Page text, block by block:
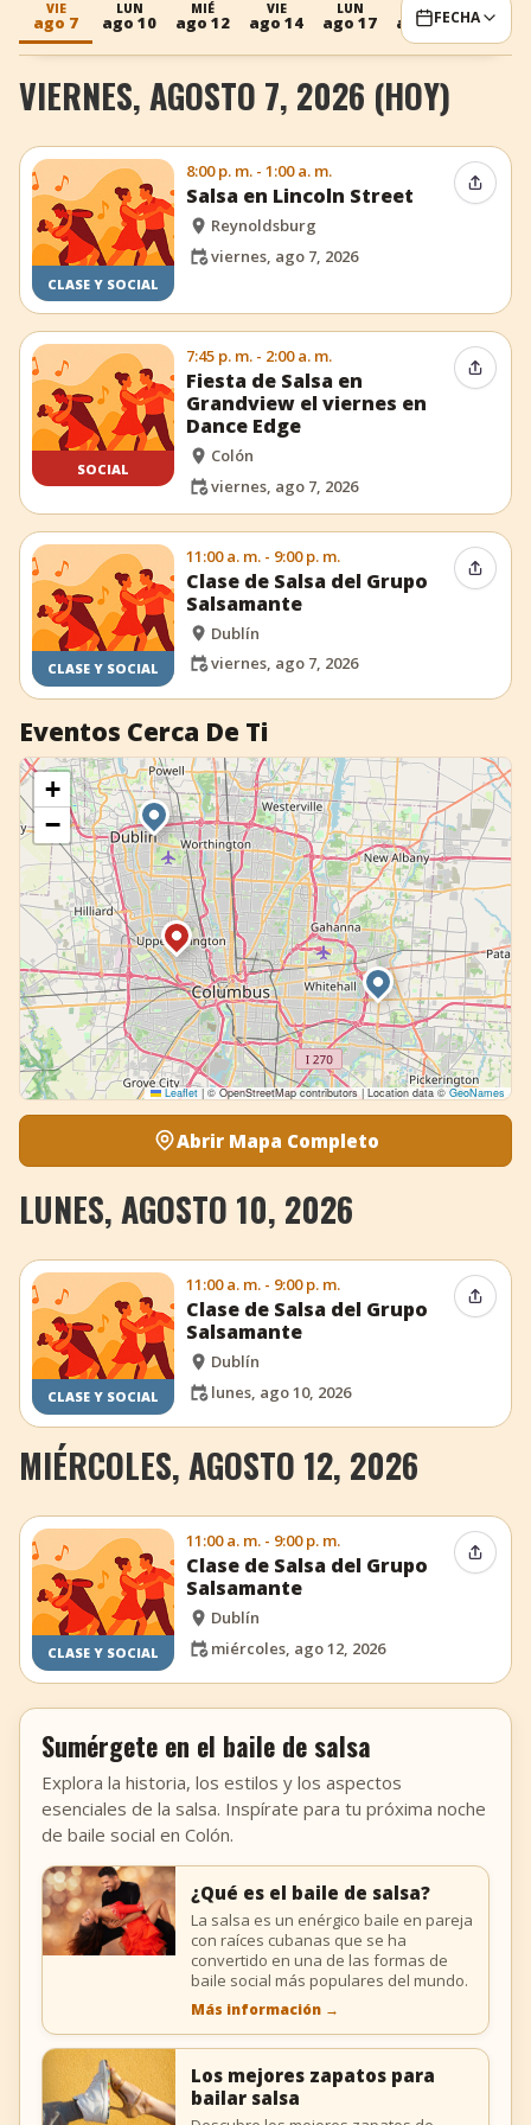
+ Añadir evento
VIE
ago 7
LUN
ago 10
MIÉ
ago 12
VIE
ago 14
LUN
ago 17
MIÉ
ago 19FECHA
VIERNES, AGOSTO 7, 2026 (HOY)
CLASE Y SOCIAL
8:00 p. m. - 1:00 a. m.
Salsa en Lincoln Street
Reynoldsburg
viernes, ago 7, 2026
SOCIAL
7:45 p. m. - 2:00 a. m.
Fiesta de Salsa en
Grandview el viernes en
Dance Edge
Colón
viernes, ago 7, 2026
CLASE Y SOCIAL
11:00 a. m. - 9:00 p. m.
Clase de Salsa del Grupo
Salsamante
Dublín
viernes, ago 7, 2026
Eventos Cerca De Ti
+
−
Leaflet | © OpenStreetMap contributors | Location data © GeoNames
Abrir Mapa Completo
LUNES, AGOSTO 10, 2026
CLASE Y SOCIAL
11:00 a. m. - 9:00 p. m.
Clase de Salsa del Grupo
Salsamante
Dublín
lunes, ago 10, 2026
MIÉRCOLES, AGOSTO 12, 2026
CLASE Y SOCIAL
11:00 a. m. - 9:00 p. m.
Clase de Salsa del Grupo
Salsamante
Dublín
miércoles, ago 12, 2026
Sumérgete en el baile de salsa
Explora la historia, los estilos y los aspectos
esenciales de la salsa. Inspírate para tu próxima noche
de baile social en Colón.
¿Qué es el baile de salsa?
La salsa es un enérgico baile en pareja
con raíces cubanas que se ha
convertido en una de las formas de
baile social más populares del mundo.
Más información →
Los mejores zapatos para
bailar salsa